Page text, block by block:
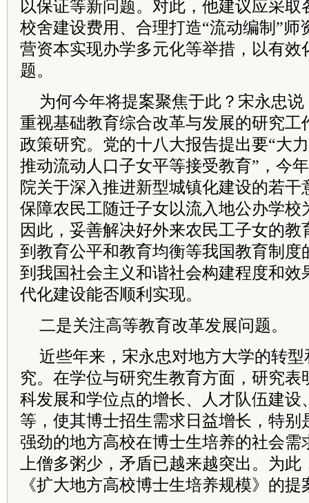
以保证等新问题。对此，他建议应采取
校舍建设费用、合理打造“流动编制”师
营资本实现办学多元化等举措，以有效
题。
为何今年将提案聚焦于此？宋永忠
重视基础教育综合改革与发展的研究工
政策研究。党的十八大报告提出要“大
推动流动人口子女平等接受教育”，今
院关于深入推进新型城镇化建设的若干
保障农民工随迁子女以流入地公办学校
因此，妥善解决好外来农民工子女的教
到教育公平和教育均衡等我国教育制度
到我国社会主义和谐社会构建程度和效
代化建设能否顺利实现。
二是关注高等教育改革发展问题。
近些年来，宋永忠对地方大学的转
究。在学位与研究生教育方面，研究表
科发展和学位点的增长、人才队伍建设
等，使其博士招生需求日益增长，特别
强劲的地方高校在博士生培养的社会需
上僧多粥少，矛盾已越来越突出。为此
《扩大地方高校博士生培养规模》的提